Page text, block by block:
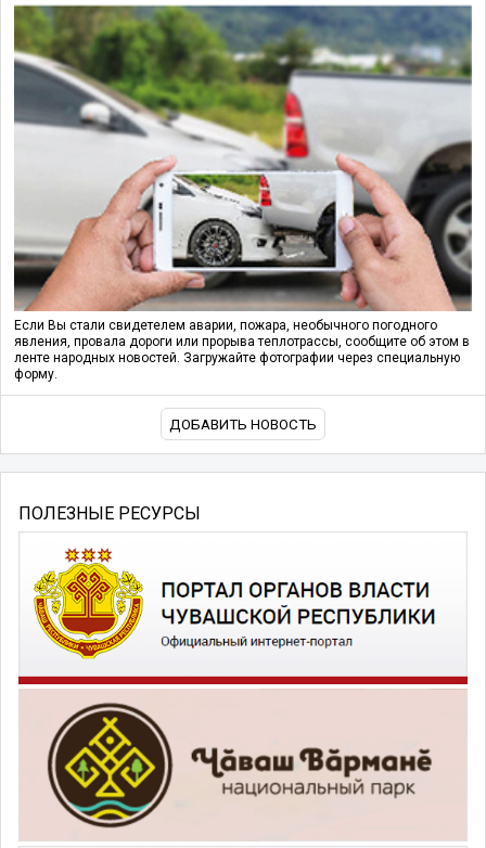
Если Вы стали свидетелем аварии, пожара, необычного погодного
явления, провала дороги или прорыва теплотрассы, сообщите об этом в
ленте народных новостей. Загружайте фотографии через специальную
форму.
ДОБАВИТЬ НОВОСТЬ
ПОЛЕЗНЫЕ РЕСУРСЫ